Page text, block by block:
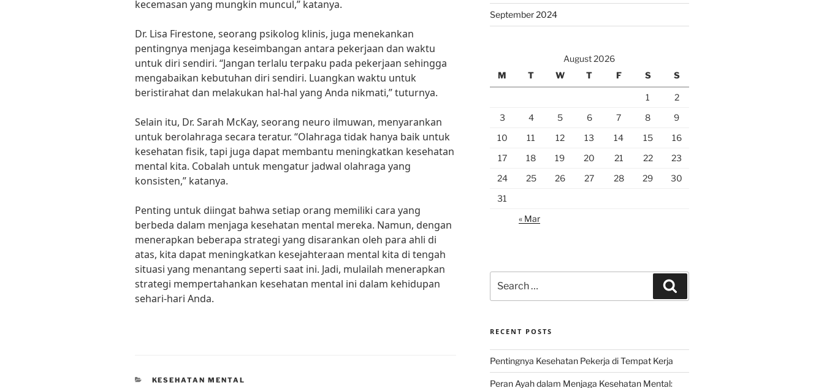
kecemasan yang mungkin muncul,” katanya.
Dr. Lisa Firestone, seorang psikolog klinis, juga menekankan
pentingnya menjaga keseimbangan antara pekerjaan dan waktu
untuk diri sendiri. “Jangan terlalu terpaku pada pekerjaan sehingga
mengabaikan kebutuhan diri sendiri. Luangkan waktu untuk
beristirahat dan melakukan hal-hal yang Anda nikmati,” tuturnya.
Selain itu, Dr. Sarah McKay, seorang neuro ilmuwan, menyarankan
untuk berolahraga secara teratur. “Olahraga tidak hanya baik untuk
kesehatan fisik, tapi juga dapat membantu meningkatkan kesehatan
mental kita. Cobalah untuk mengatur jadwal olahraga yang
konsisten,” katanya.
Penting untuk diingat bahwa setiap orang memiliki cara yang
berbeda dalam menjaga kesehatan mental mereka. Namun, dengan
menerapkan beberapa strategi yang disarankan oleh para ahli di
atas, kita dapat meningkatkan kesejahteraan mental kita di tengah
situasi yang menantang seperti saat ini. Jadi, mulailah menerapkan
strategi mempertahankan kesehatan mental ini dalam kehidupan
sehari-hari Anda.
CATEGORIES
KESEHATAN MENTAL
September 2024
August 2026
M
T W T F S S
1
2
3
4 5 6 7 8
9
10
11 12 13 14 15
16
17
18 19 20 21 22
23
24
25 26 27 28 29
30
31
« Mar
for:
RECENT POSTS
Pentingnya Kesehatan Pekerja di Tempat Kerja
Peran Ayah dalam Menjaga Kesehatan Mental: